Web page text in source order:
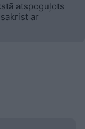
atspoguļots
ar